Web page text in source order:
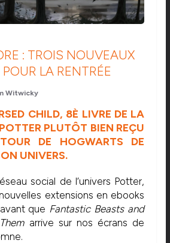
: TROIS NOUVEAUX
POUR LA RENTRÉE
Witwicky
CHILD, 8È LIVRE DE LA
PLUTÔT BIEN REÇU
DE HOGWARTS DE
UNIVERS.
social de l’univers Potter,
extensions en ebooks
que Fantastic Beasts and
arrive sur nos écrans de